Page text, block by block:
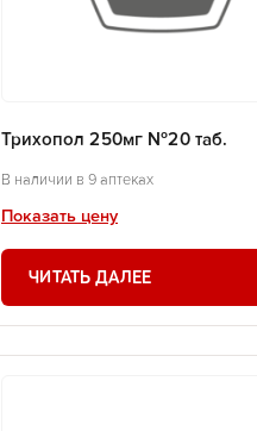
Трихопол 250мг №20 таб.
В наличии в 9 аптеках
Показать цену
ЧИТАТЬ ДАЛЕЕ